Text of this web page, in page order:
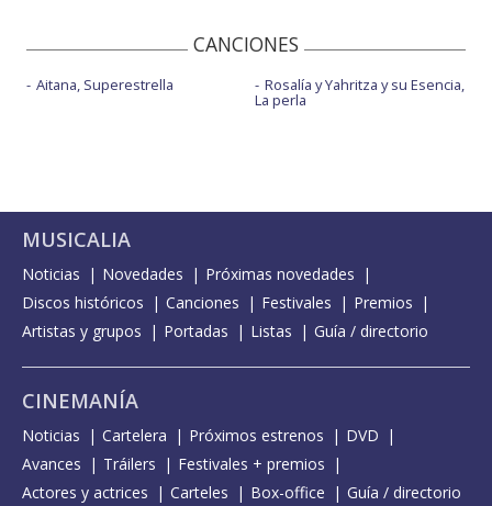
CANCIONES
Aitana, Superestrella Rosalía y Yahritza y su Esencia,
La perla
MUSICALIA
Noticias Novedades
Próximas novedades
Discos históricos
Canciones Festivales
Premios
Artistas y grupos
Portadas Listas Guía / directorio
CINEMANÍA
Noticias Cartelera Próximos estrenos
DVD
Avances
Tráilers
Festivales + premios
Actores y actrices
Carteles Box-office Guía / directorio